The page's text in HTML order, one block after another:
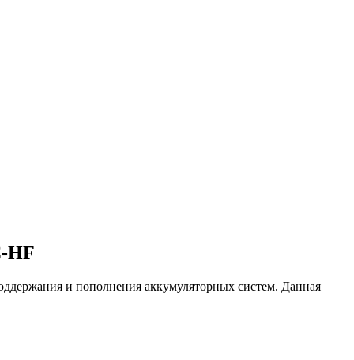
HF
и пополнения аккумуляторных систем. Данная